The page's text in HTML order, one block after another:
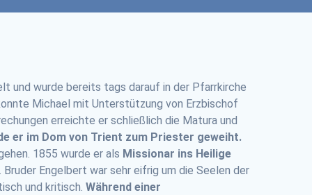
und wurde bereits tags darauf in der Pfarrkirche
Michael mit Unterstützung von Erzbischof
erreichte er schließlich die Matura und
er im Dom von Trient zum Priester geweiht.
1855 wurde er als Missionar ins Heilige
Engelbert war sehr eifrig um die Seelen der
und kritisch.Während einer